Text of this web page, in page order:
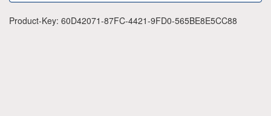
Product-Key: 60D42071-87FC-4421-9FD0-565BE8E5CC88